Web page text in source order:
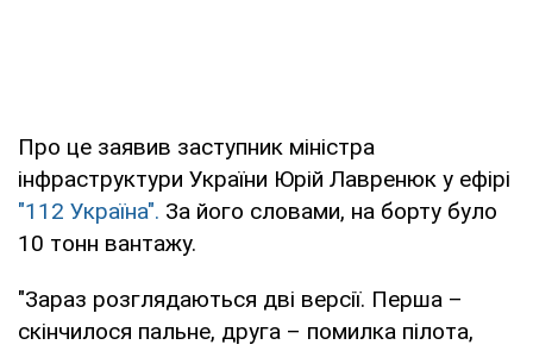
Про це заявив заступник міністра
інфраструктури України Юрій Лавренюк у ефірі
"112 Україна". За його словами, на борту було
10 тонн вантажу.
"Зараз розглядаються дві версії. Перша –
скінчилося пальне, друга – помилка пілота,